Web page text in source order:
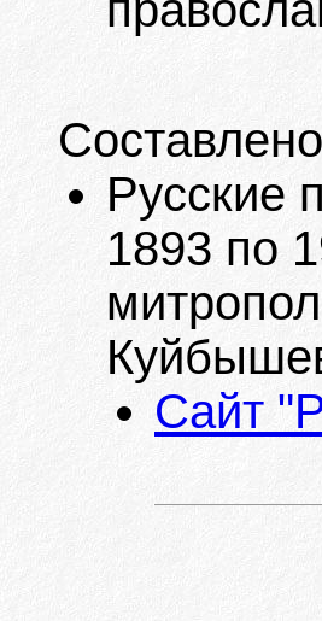
Русские
1893 по
Сайт